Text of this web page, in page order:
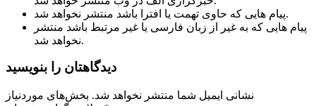
پیام هایی که حاوی تهمت یا افترا باشد منتشر نخواهد شد.
پیام هایی که به غیر از زبان فارسی یا غیر مرتبط باشد منتشر
نخواهد شد.
دیدگاهتان را بنویسید
نشانی ایمیل شما منتشر نخواهد شد. بخش‌های موردنیاز